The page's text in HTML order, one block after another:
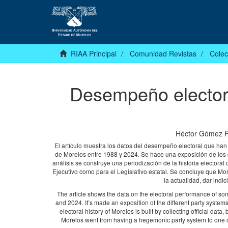
RIAA Principal Comunidad Revistas
Desempeño
Héctor Gómez
El artículo muestra los datos del desempeño electoral que
de Morelos entre 1988 y 2024. Se hace una exposición de
análisis se construye una periodización de la historia
Ejecutivo como para el Legislativo estatal. Se concluye que
la actualidad, dar
The article shows the data on the electoral performance of
and 2024. It’s made an exposition of the different party
electoral history of Morelos is built by collecting official
Morelos went from having a hegemonic party system to